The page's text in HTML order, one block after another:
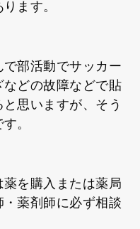
ます。
部活動でサッカー
どの故障などで貼
思いますが、そう
。
を購入または薬局
薬剤師に必ず相談